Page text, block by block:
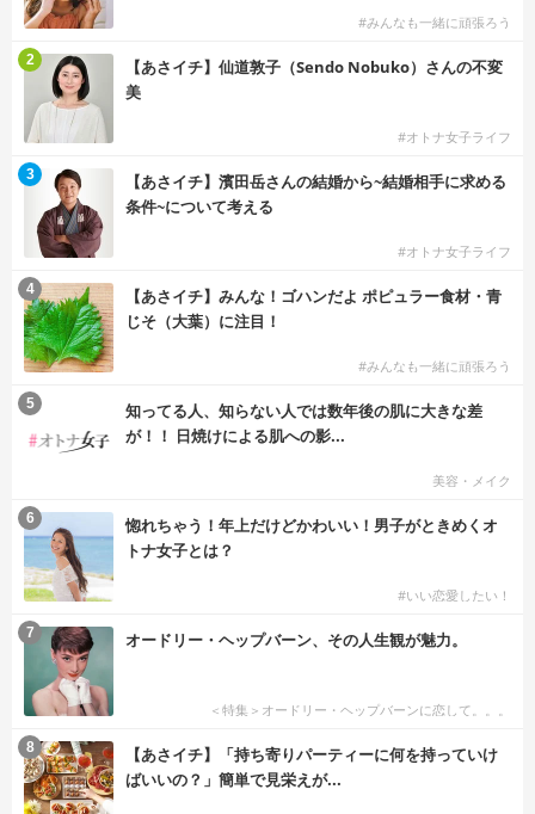
#みんなも一緒に頑張ろう
【あさイチ】仙道敦子（Sendo Nobuko）さんの不変
美
#オトナ女子ライフ
2
【あさイチ】濱田岳さんの結婚から~結婚相手に求める
条件~について考える
#オトナ女子ライフ
3
【あさイチ】みんな！ゴハンだよ ポピュラー食材・青
じそ（大葉）に注目！
#みんなも一緒に頑張ろう
4
知ってる人、知らない人では数年後の肌に大きな差
が！！ 日焼けによる肌への影...
美容・メイク
5
惚れちゃう！年上だけどかわいい！男子がときめくオ
トナ女子とは？
#いい恋愛したい！
6
オードリー・ヘップバーン、その人生観が魅力。
＜特集＞オードリー・ヘップバーンに恋して。。。
7
【あさイチ】「持ち寄りパーティーに何を持っていけ
ばいいの？」簡単で見栄えが...
8